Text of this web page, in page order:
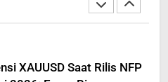
Likuiditas Pasar Mata
XAUUSD Saat Rilis NFP